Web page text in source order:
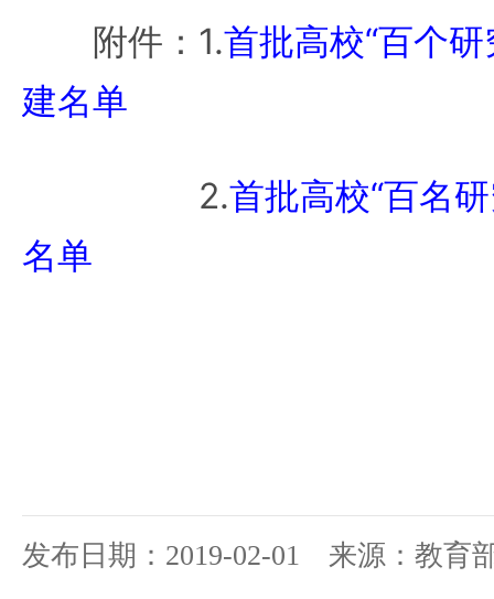
附件：1.首批高校“百个
建名单
2.首批高校“百名
名单
发布日期：2019-02-01 来源：教